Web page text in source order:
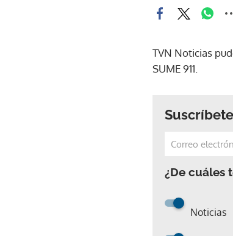
TVN Noticias
SUME 911.
¿De cuáles
Noticias